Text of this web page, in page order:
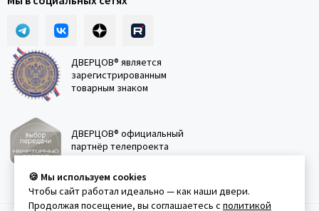
ДВЕРЦОВ® является
зарегистрированным
товарным знаком
ДВЕРЦОВ® официальный
партнёр телепроекта
🍪 Мы используем cookies
Чтобы сайт работал идеально — как наши двери.
Продолжая посещение, вы соглашаетесь с политикой